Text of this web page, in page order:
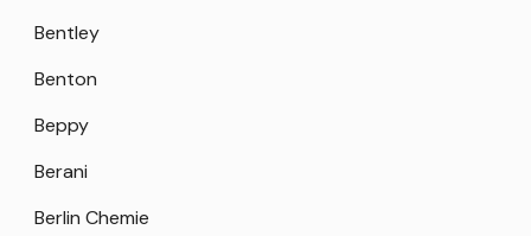
Bentley
Benton
Beppy
Berani
Berlin Chemie